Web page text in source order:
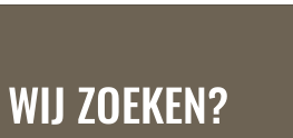
ZOEKEN?